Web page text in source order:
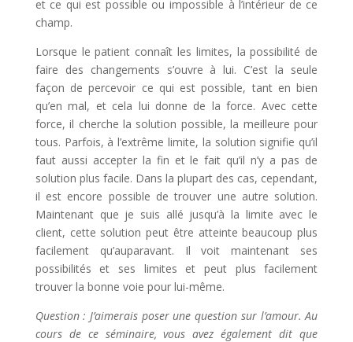
et ce qui est possible ou impossible à l’intérieur de ce
champ.
Lorsque le patient connaît les limites, la possibilité de
faire des changements s’ouvre à lui. C’est la seule
façon de percevoir ce qui est possible, tant en bien
qu’en mal, et cela lui donne de la force. Avec cette
force, il cherche la solution possible, la meilleure pour
tous. Parfois, à l’extrême limite, la solution signifie qu’il
faut aussi accepter la fin et le fait qu’il n’y a pas de
solution plus facile. Dans la plupart des cas, cependant,
il est encore possible de trouver une autre solution.
Maintenant que je suis allé jusqu’à la limite avec le
client, cette solution peut être atteinte beaucoup plus
facilement qu’auparavant. Il voit maintenant ses
possibilités et ses limites et peut plus facilement
trouver la bonne voie pour lui-même.
Question : J’aimerais poser une question sur l’amour. Au
cours de ce séminaire, vous avez également dit que